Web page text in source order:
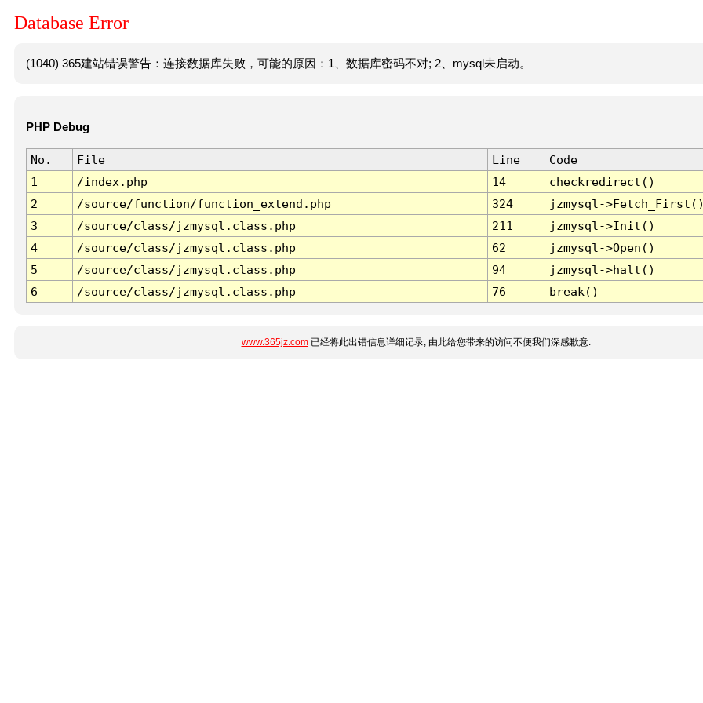
Database Error
(1040) 365建站错误警告：连接数据库失败，可能的原因：1、数据库密码不对; 2、mysql未启动。
PHP Debug
No. File Line
Code
1
/index.php 14
checkredirect()
2
/source/function/function_extend.php 324
jzmysql-
3
/source/class/jzmysql.class.php 211
jzmysql->Init()
4
/source/class/jzmysql.class.php 62
jzmysql->Open()
5
/source/class/jzmysql.class.php 94
jzmysql->halt()
6
/source/class/jzmysql.class.php 76 break()
www.365jz.com已经将此出错信息详细记录, 由此给您带来的访问不便我们深感歉意.